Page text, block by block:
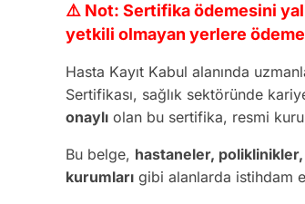
⚠️ Not: Sertifika ödemesini
yetkili olmayan yerlere ödeme
Hasta Kayıt Kabul alanında
Sertifikası, sağlık sektöründe
onaylı olan bu sertifika, resmi
Bu belge, hastaneler, poliklinikler,
kurumları gibi alanlarda istihdam